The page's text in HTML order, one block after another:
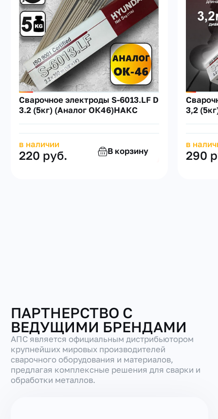
Сварочное электроды S-6013.LF D
3.2 (5кг) (Аналог ОК46)НАКС
в наличии
220 руб. В корзину
3,2
в
290
ПАРТНЕРСТВО С
ВЕДУЩИМИ БРЕНДАМИ
АПС является официальным дистрибьютором
крупнейших мировых производителей
сварочного оборудования и материалов,
предлагая комплексные решения для сварки и
обработки металлов.